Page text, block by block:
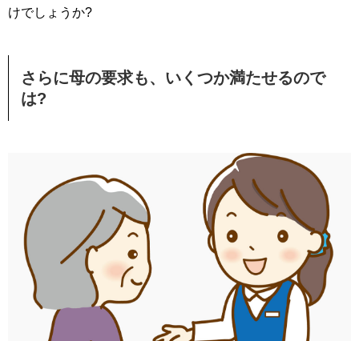
けでしょうか?
さらに母の要求も、いくつか満たせるので
は?